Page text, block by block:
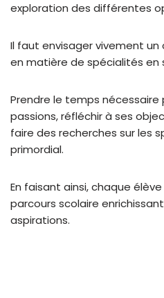
exploration des différentes
Il faut envisager vivement
en matière de spécialités en
Prendre le temps nécessaire
passions, réfléchir à ses
faire des recherches sur les
primordial.
En faisant ainsi, chaque
parcours scolaire
aspirations.